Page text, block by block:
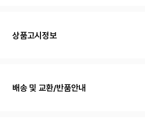
상품고시정보
배송 및 교환/반품안내